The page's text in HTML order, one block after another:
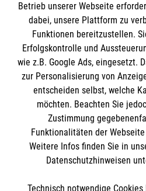
IBAN: DE10 3706 0120 1201
BIC: GENODED 1PA7
Newsletter
Betrieb unserer Webseite
dabei, unsere Plattform zu
Funktionen bereitzustellen.
Erfolgskontrolle und
wie z.B. Google Ads, eingesetzt.
zur Personalisierung von
entscheiden selbst, welche
möchten. Beachten Sie
Zustimmung
Funktionalitäten der
Weitere Infos finden Sie in
Datenschutzhinweisen
Technisch notwendige